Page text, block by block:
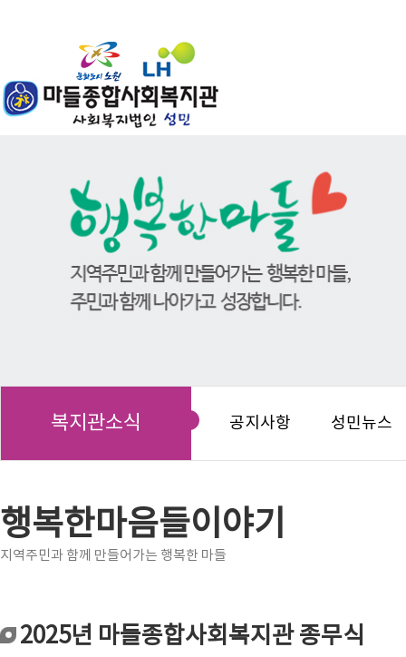
복지관소식 공지사항 성민뉴스
행복한마음들이야기
지역주민과 함께 만들어가는 행복한 마들
2025년 마들종합사회복지관 종무식